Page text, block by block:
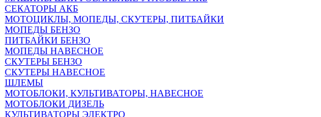
СЕКАТОРЫ АКБ
МОТОЦИКЛЫ, МОПЕДЫ, СКУТЕРЫ, ПИТБАЙКИ
МОПЕДЫ БЕНЗО
ПИТБАЙКИ БЕНЗО
МОПЕДЫ НАВЕСНОЕ
СКУТЕРЫ БЕНЗО
СКУТЕРЫ НАВЕСНОЕ
ШЛЕМЫ
МОТОБЛОКИ, КУЛЬТИВАТОРЫ, НАВЕСНОЕ
МОТОБЛОКИ ДИЗЕЛЬ
КУЛЬТИВАТОРЫ ЭЛЕКТРО